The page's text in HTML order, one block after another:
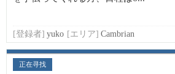
[登録者] yuko [エリア] Cambrian
正在寻找